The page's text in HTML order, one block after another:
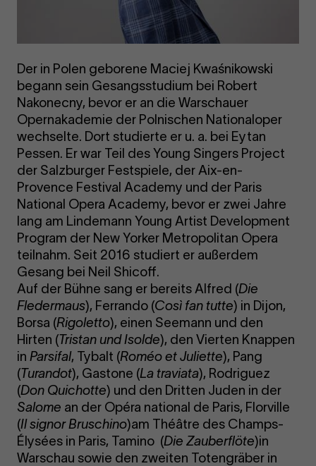
Der in Polen geborene Maciej Kwaśnikowski
begann sein Gesangsstudium bei Robert
Nakonecny, bevor er an die Warschauer
Opernakademie der Polnischen Nationaloper
wechselte. Dort studierte er u. a. bei Eytan
Pessen. Er war Teil des Young Singers Project
der Salzburger Festspiele, der Aix-en-
Provence Festival Academy und der Paris
National Opera Academy, bevor er zwei Jahre
lang am Lindemann Young Artist Development
Program der New Yorker Metropolitan Opera
teilnahm. Seit 2016 studiert er außerdem
Gesang bei Neil Shicoff.
Auf der Bühne sang er bereits Alfred (Die
Fledermaus), Ferrando (Così fan tutte) in Dijon,
Borsa (Rigoletto), einen Seemann und den
Hirten (Tristan und Isolde), den Vierten Knappen
in Parsifal, Tybalt (Roméo et Juliette), Pang
(Turandot), Gastone (La traviata), Rodriguez
(Don Quichotte) und den Dritten Juden in der
Salome an der Opéra national de Paris, Florville
(Il signor Bruschino)am Théâtre des Champs-
Élysées in Paris, Tamino (Die Zauberflöte)in
Warschau sowie den zweiten Totengräber in